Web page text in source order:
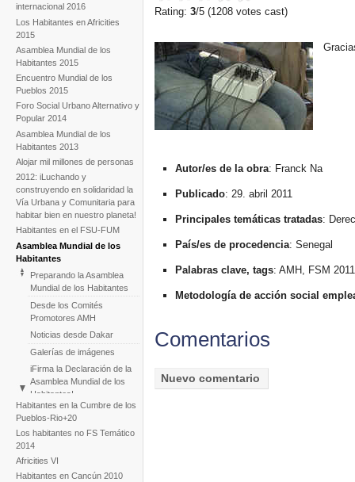
internacional 2016
Los Habitantes en Africities
2015
Asamblea Mundial de los
Habitantes 2015
Encuentro Mundial de los
Pueblos 2015
Foro Social Urbano Alternativo y
Popular 2014
Asamblea Mundial de los
Habitantes 2013
Alojar mil millones de personas
2012: iLuchando y
construyendo en solidaridad la
Vía Urbana y Comunitaria para
habitar bien en nuestro planeta!
Habitantes en el FSU-FUM
Asamblea Mundial de los
Habitantes
Preparando la Asamblea
Mundial de los Habitantes
Desde los Comités
Promotores AMH
Noticias desde Dakar
Galerías de imágenes
iFirma la Declaración de la
Asamblea Mundial de los
Habitantes!
Video
Habitantes en la Cumbre de los
Pueblos-Rio+20
Los habitantes no FS Temático
2014
Africities VI
Habitantes en Cancún 2010
Rating:3/5 (1208 votes cast)
Autor/es de la obra: Franck Na
Publicado: 29. abril 2011
Principales temáticas tratadas:
País/es de procedencia: Senegal
Palabras clave, tags: AMH, FSM 2011
Metodología de acción social
Comentarios